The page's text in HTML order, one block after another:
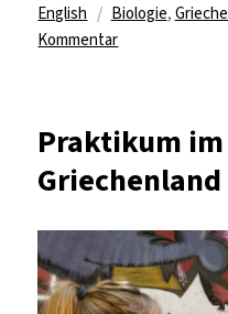
am
English
Schlagwörter
Biologie,
Kommentarzu
on
Samos
Island,
Praktikum
Griechenland